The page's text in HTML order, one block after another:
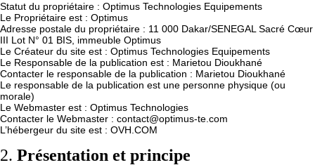
Statut du propriétaire : Optimus Technologies Equipements
Le Propriétaire est : Optimus
Adresse postale du propriétaire : 11 000 Dakar/SENEGAL Sacré Cœur
III Lot N° 01 BIS, immeuble Optimus
Le Créateur du site est : Optimus Technologies Equipements
Le Responsable de la publication est : Marietou Dioukhané
Contacter le responsable de la publication : Marietou Dioukhané
Le responsable de la publication est une personne physique (ou
morale)
Le Webmaster est : Optimus Technologies
Contacter le Webmaster : contact@optimus-te.com
L’hébergeur du site est : OVH.COM
2. Présentation et principe